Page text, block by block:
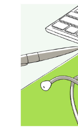
〇生活・入退社サポ
【求める人物像】
スケジュール管理が
外国人従業員に対し
ョンが取れる方
※語学力（英語や現地
類作成や社内コミュ